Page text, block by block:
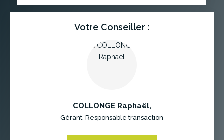
Votre Conseiller :
COLLONGE Raphaël,
Gérant, Responsable transaction